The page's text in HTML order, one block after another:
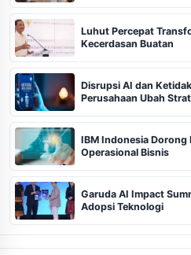
Luhut Percepat
Kecerdasan Buatan
Disrupsi AI dan
Perusahaan Ubah
IBM Indonesia Dorong
Operasional Bisnis
Garuda AI Impact
Adopsi Teknologi